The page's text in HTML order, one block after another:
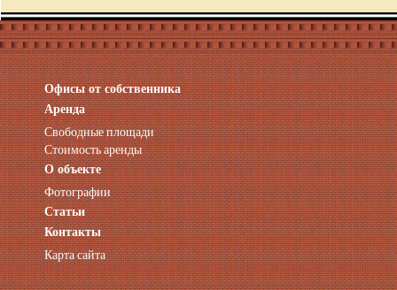
Офисы от собственника
Аренда нежилых помещений
Аренда помещений от собственника
Аренда конференц-зала СПб
Офисы у метро
Офисы в Адмиралтейском районе
Помещения с отдельным входом
Небольшие офисы
Аренда офиса около метро
Снять помещение у метро
Аренда помещений у метро
Аренда помещений район Адмиралтейский
Аренда офиса Технологический институт
Аренда
Свободные площади
Стоимость аренды
О объекте
Фотографии
Статьи
Контакты
Карта сайта